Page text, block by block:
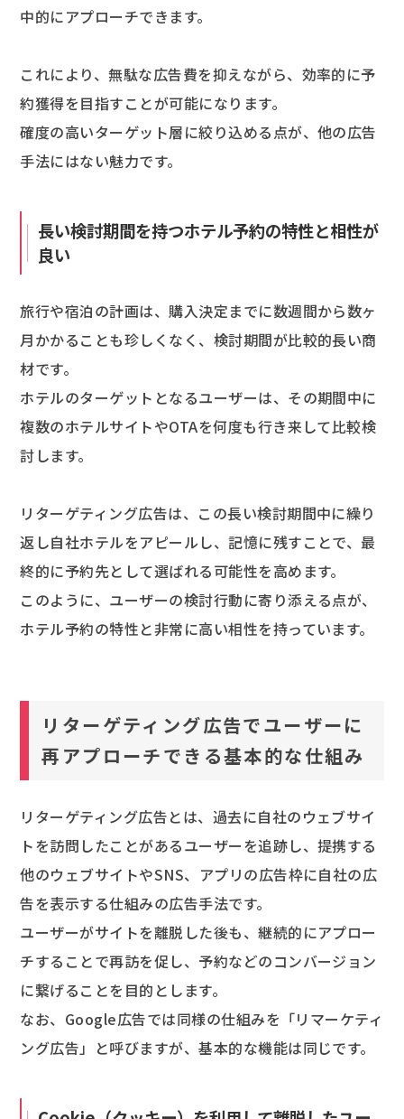
中的にアプローチできます。
これにより、無駄な広告費を抑えながら、効率的に予
約獲得を目指すことが可能になります。
確度の高いターゲット層に絞り込める点が、他の広告
手法にはない魅力です。
長い検討期間を持つホテル予約の特性と相性が
良い
旅行や宿泊の計画は、購入決定までに数週間から数ヶ
月かかることも珍しくなく、検討期間が比較的長い商
材です。
ホテルのターゲットとなるユーザーは、その期間中に
複数のホテルサイトやOTAを何度も行き来して比較検
討します。
リターゲティング広告は、この長い検討期間中に繰り
返し自社ホテルをアピールし、記憶に残すことで、最
終的に予約先として選ばれる可能性を高めます。
このように、ユーザーの検討行動に寄り添える点が、
ホテル予約の特性と非常に高い相性を持っています。
リターゲティング広告でユーザーに
再アプローチできる基本的な仕組み
リターゲティング広告とは、過去に自社のウェブサイ
トを訪問したことがあるユーザーを追跡し、提携する
他のウェブサイトやSNS、アプリの広告枠に自社の広
告を表示する仕組みの広告手法です。
ユーザーがサイトを離脱した後も、継続的にアプロー
チすることで再訪を促し、予約などのコンバージョン
に繋げることを目的とします。
なお、Google広告では同様の仕組みを「リマーケティ
ング広告」と呼びますが、基本的な機能は同じです。